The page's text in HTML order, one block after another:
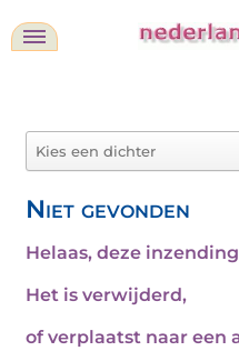
Niet gevonden
Helaas, deze
Het is verwijderd,
of verplaatst naar een